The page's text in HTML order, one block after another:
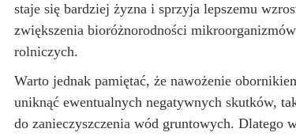
staje się bardziej żyzna i sprzyja lepszemu
zwiększenia bioróżnorodności
rolniczych.
Warto jednak pamiętać, że nawożenie
uniknąć ewentualnych negatywnych skutków,
do zanieczyszczenia wód gruntowych. Dlatego